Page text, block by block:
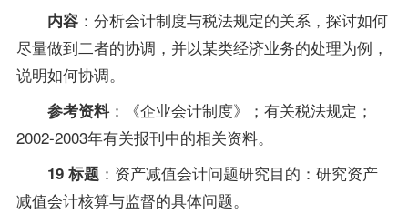
内容：分析会计制度与税法规定的关系，探讨如何
尽量做到二者的协调，并以某类经济业务的处理为例，
说明如何协调。
参考资料：《企业会计制度》；有关税法规定；
2002-2003年有关报刊中的相关资料。
19 标题：资产减值会计问题研究目的：研究资产
减值会计核算与监督的具体问题。